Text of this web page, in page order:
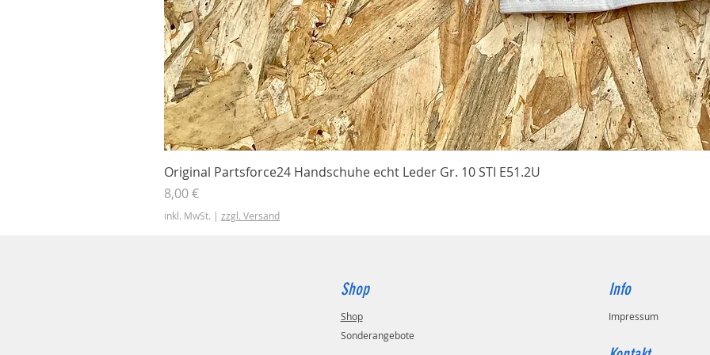
Schnellansicht
Original Partsforce24 Handschuhe echt Leder Gr. 10 STI E51.2U
Preis
8,00 €
inkl. MwSt. | zzgl. Versand
Shop
Shop
Sonderangebote
Info
Impressum